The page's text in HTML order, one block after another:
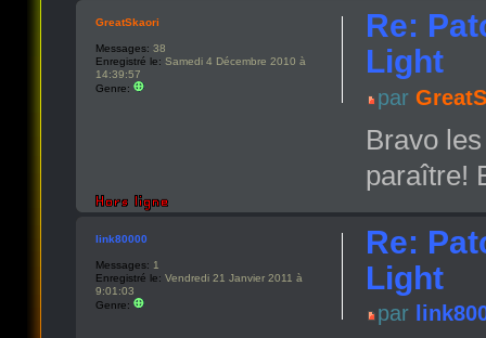
Re:
Light
par
Bravo
paraître!
GreatSkaori
Messages: 38
Enregistré le: Samedi 4 Décembre 2010 à
14:39:57
Genre:
Re:
Light
par
link80000
Messages: 1
Enregistré le: Vendredi 21 Janvier 2011 à
9:01:03
Genre: